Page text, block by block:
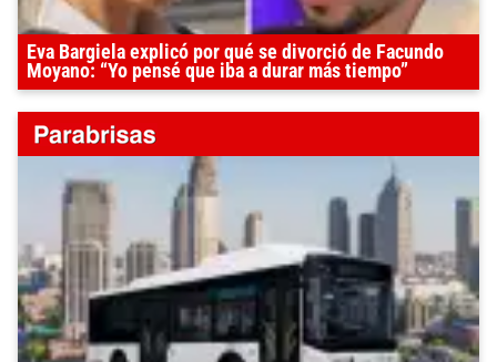
Eva Bargiela explicó por qué se divorció de Facundo
Moyano: “Yo pensé que iba a durar más tiempo”